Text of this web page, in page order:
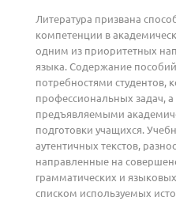
Литература призвана
компетенции в
одним из приоритетных
языка. Содержание
потребностями студентов,
профессиональных задач,
предъявляемыми
подготовки учащихся.
аутентичных текстов,
направленные на
грамматических и
списком используемых